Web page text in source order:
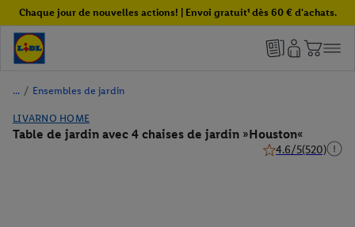
Chaque jour de nouvelles actions! | Envoi gratuit¹ dès 60 € d'achats.
/ Ensembles de jardin
LIVARNO HOME
Table de jardin avec 4 chaises de jardin »Houston«
4.6/5(520)